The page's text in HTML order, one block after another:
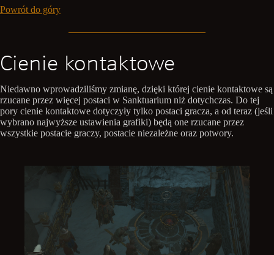
Powrót do góry
Cienie kontaktowe
Niedawno wprowadziliśmy zmianę, dzięki której cienie kontaktowe są
rzucane przez więcej postaci w Sanktuarium niż dotychczas. Do tej
pory cienie kontaktowe dotyczyły tylko postaci gracza, a od teraz (jeśli
wybrano najwyższe ustawienia grafiki) będą one rzucane przez
wszystkie postacie graczy, postacie niezależne oraz potwory.